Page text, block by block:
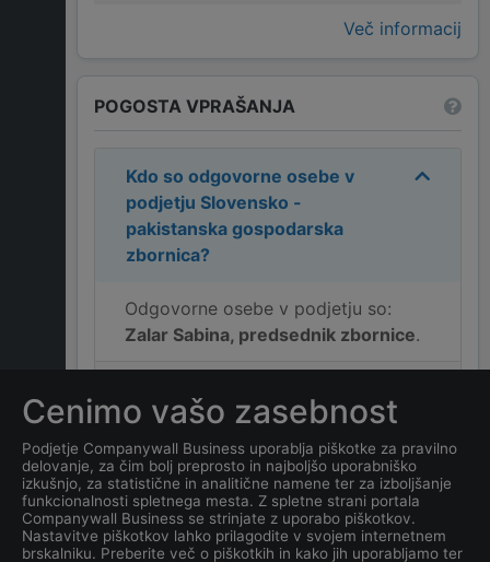
Več informacij
POGOSTA VPRAŠANJA
Kdo so odgovorne osebe v
podjetju Slovensko -
pakistanska gospodarska
zbornica?
Odgovorne osebe v podjetju so:
Zalar Sabina, predsednik zbornice.
Slovensko - pakistanska
gospodarska zbornica ?
Kateri je datum ustanovitve
podjetjaSlovensko -
pakistanska gospodarska
Cenimo vašo zasebnost
Podjetje Companywall Business uporablja piškotke za pravilno
delovanje, za čim bolj preprosto in najboljšo uporabniško
izkušnjo, za statistične in analitične namene ter za izboljšanje
funkcionalnosti spletnega mesta. Z spletne strani portala
Companywall Business se strinjate z uporabo piškotkov.
Nastavitve piškotkov lahko prilagodite v svojem internetnem
brskalniku. Preberite več o piškotkih in kako jih uporabljamo ter